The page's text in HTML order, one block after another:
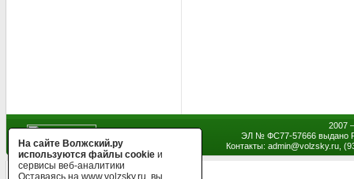
2007
ЭЛ № ФС77-57666 выдано
Контакты: admin@volzsky.ru,
На сайте Волжский.ру
используются файлы cookie и
сервисы веб-аналитики
Оставаясь на www.volzsky.ru, вы